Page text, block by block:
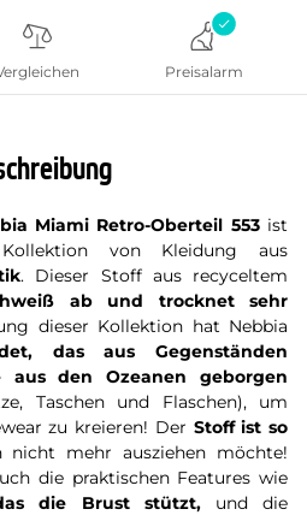
Preisalarm
Miami Retro-Oberteil 553 ist
von Kleidung aus
. Dieser Stoff aus recyceltem
ab und trocknet sehr
dieser Kollektion hat Nebbia
das aus Gegenständen
den Ozeanen geborgen
Taschen und Flaschen), um
zu kreieren! Der Stoff ist so
nicht mehr ausziehen möchte!
die praktischen Features wie
die Brust stützt,und die